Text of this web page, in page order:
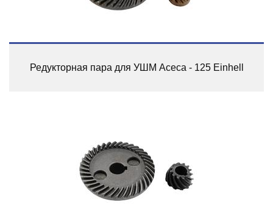
Редукторная пара для УШМ Асеса - 125 Einhell